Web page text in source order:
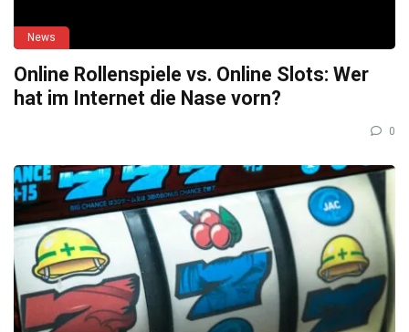
News
Online Rollenspiele vs. Online Slots: Wer
hat im Internet die Nase vorn?
0